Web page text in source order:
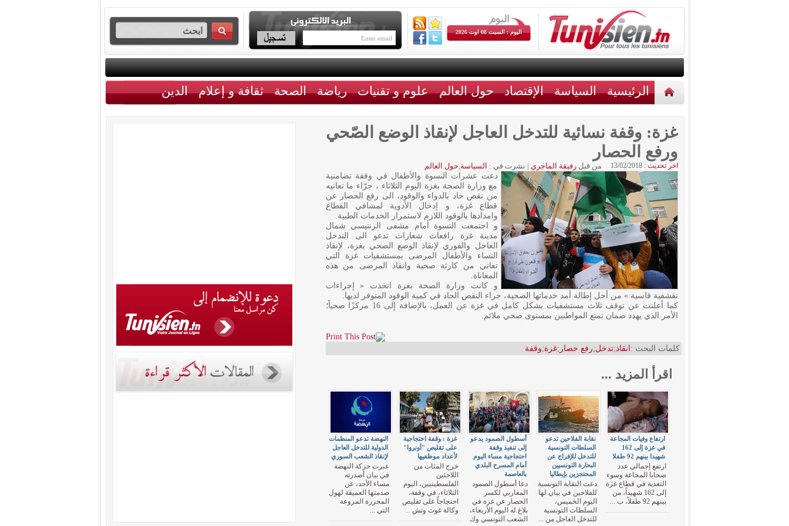
اليوم : السبت 08 اوت 2026
الرئيسية السياسة الإقتصاد حول العالم علوم و تقنيات رياضة الصحة ثقافة و إعلام الدين
غزة: وقفة نسائية للتدخل العاجل لإنقاذ الوضع الصّحي
ورفع الحصار
اخر تحديث : 13/02/2018 من قبلرفيقة الماجري | نشرت في : السياسة,حول العالم
دعت عشرات النسوة والأطفال في وقفة تضامنية
مع وزارة الصحة بغزة اليوم الثلاثاء ، جرّاء ما تعانيه
من نقص حاد بالدواء والوقود، الى رفع الحصار عن
قطاع غزة، و إدخال الأدوية لمشافي القطاع
وامدادها بالوقود اللازم لاستمرار الخدمات الطبية.
و اجتمعت النسوة أمام مشفى الرنتيسي شمال
مدينة غزة رافعات شعارات تدعو الى التدخل
العاجل والفوري لإنقاذ الوضع الصحي بغزة، لإنقاذ
النساء والأطفال المرضى بمستشفيات غزة التي
تعاني من كارثة صحية وانقاذ المرضى من هذه
المعاناة.
و كانت وزارة الصحة بغزة اتخذت « إجراءات
تقشفية قاسية » من أجل إطالة أمد خدماتها الصحية، جراء النقص الحاد في كمية الوقود المتوفر لديها.
كما أعلنت عن توقف ثلاث مستشفيات بشكل كامل في غزة عن العمل، بالإضافة إلى 16 مركزًا صحياً؛
الأمر الذي يهدد ضمان تمتع المواطنين بمستوى صحي ملائم.
كلمات البحث : انقاذ;تدخل;رفع حصار ;غزة;وقفة
اقرأ المزيد ...
النهضة تدعو المنظمات
الدولية للتدخل العاجل
لإنقاذ الشعب السوري
عبرت حركة النهضة
في بيان أصدرته
مساء الأحد، عن
صدمتها العميقة لهول
المجزرة المروعة
التي ...
غزة : وقفة احتجاجية
على تقليص "أونروا"
لأعداد موظفيها
خرج المئات من
اللاجئين
الفلسطينيين، اليوم
الثلاثاء، في وقفة،
احتجاجاً على تقليص
وكالة غوث وتش ...
أسطول الصمود يدعو
إلى تنفيذ وقفة
احتجاجية مساء اليوم
أمام المسرح البلدي
بالعاصمة
دعا أسطول الصمود
المغاربي لكسر
الحصار عن غزة في
بلاغ له اليوم الأربعاء،
الشعب التونسي وك
نقابة الفلاحين تدعو
السلطات التونسية
للتدخل للإفراج عن
البحارة التونسيين
المحتجزين بإيطاليا
دعت النقابة التونسية
للفلاحين في بيان لها
اليوم الخميس،
السلطات التونسية
للتدخل العاجل من ...
ارتفاع وفيات المجاعة
في غزة إلى 162
شهيدا بينهم 92 طفلا
ارتفع إجمالي عدد
ضحايا المجاعة وسوء
التغذية في قطاع غزة
إلى 162 شهيداً، من
بينهم 92 طفلاً، ب ...